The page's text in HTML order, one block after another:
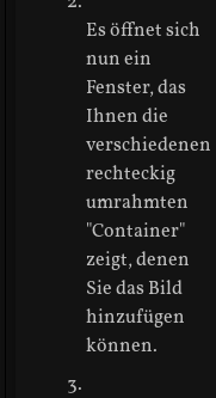
Es öffnet sich
nun ein
Fenster, das
Ihnen die
verschiedenen
rechteckig
umrahmten
"Container"
zeigt, denen
Sie das Bild
hinzufügen
können.